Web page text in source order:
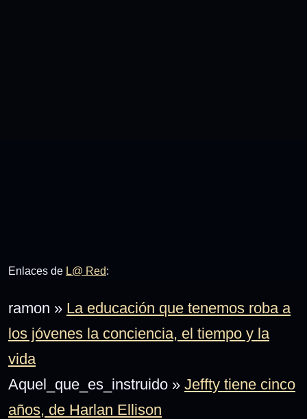
Enlaces de L@ Red:
ramon » La educación que tenemos roba a
los jóvenes la conciencia, el tiempo y la
vida
Aquel_que_es_instruido » Jeffty tiene cinco
años, de Harlan Ellison